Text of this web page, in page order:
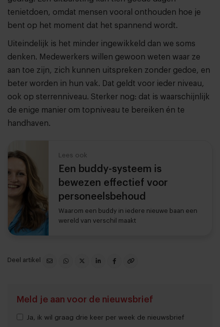
tenietdoen, omdat mensen vooral onthouden hoe je
bent op het moment dat het spannend wordt.
Uiteindelijk is het minder ingewikkeld dan we soms
denken. Medewerkers willen gewoon weten waar ze
aan toe zijn, zich kunnen uitspreken zonder gedoe, en
beter worden in hun vak. Dat geldt voor ieder niveau,
ook op sterrenniveau. Sterker nog: dat is waarschijnlijk
de enige manier om topniveau te bereiken én te
handhaven.
Lees ook
Een buddy-systeem is
bewezen effectief voor
personeelsbehoud
Waarom een buddy in iedere nieuwe baan een
wereld van verschil maakt
Deel artikel
Meld je aan voor de nieuwsbrief
Ja, ik wil graag drie keer per week de nieuwsbrief